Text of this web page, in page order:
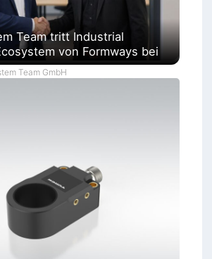
Team tritt Industrial
von Formways bei
Team GmbH